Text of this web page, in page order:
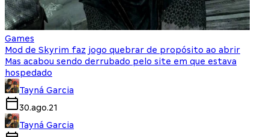
Games
Mod de Skyrim faz jogo quebrar de propósito ao abrir
Mas acabou sendo derrubado pelo site em que estava
hospedado
Tayná Garcia
30.ago.21
Tayná Garcia